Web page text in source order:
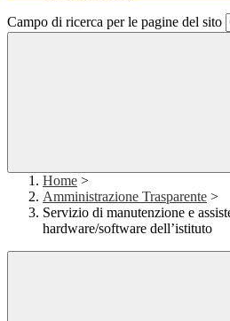
Campo di ricerca per le pagine del sito
Home >
Amministrazione Trasparente >
Servizio di manutenzione e
hardware/software dell’istituto